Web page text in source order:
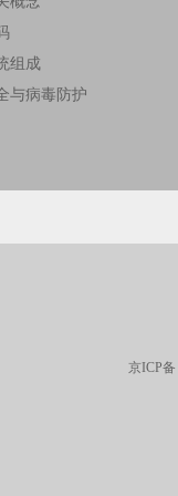
组成
与病毒防护
京ICP备